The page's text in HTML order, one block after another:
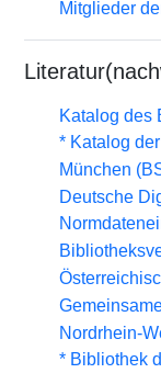
Mitglieder
Katalog des
* Katalog
München
Deutsche
Nordrhein-
* Bibliothek